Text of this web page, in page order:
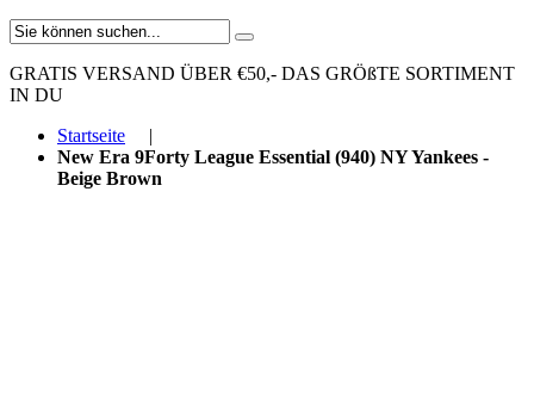
GRATIS VERSAND ÜBER €50,- DAS GRÖßTE SORTIMENT
IN DU
Startseite
|
New Era 9Forty League Essential (940) NY Yankees -
Beige Brown